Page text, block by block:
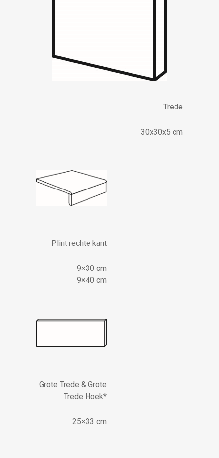
Trede
30x30x5 cm
Plint rechte kant
9×30 cm
9×40 cm
Grote Trede & Grote
Trede Hoek*
25×33 cm